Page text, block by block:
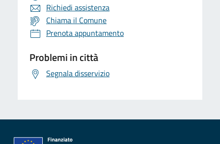
Richiedi assistenza
Chiama il Comune
Prenota appuntamento
Problemi in città
Segnala disservizio